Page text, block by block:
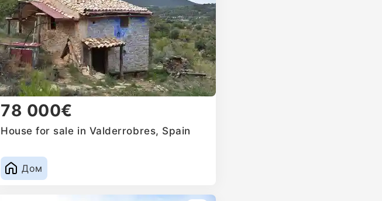
78 000€
House for sale in Valderrobres, Spain
Дом